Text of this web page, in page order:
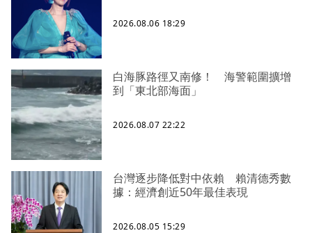
2026.08.06 18:29
白海豚路徑又南修！ 海警範圍擴增
到「東北部海面」
2026.08.07 22:22
台灣逐步降低對中依賴 賴清德秀數
據：經濟創近50年最佳表現
2026.08.05 15:29